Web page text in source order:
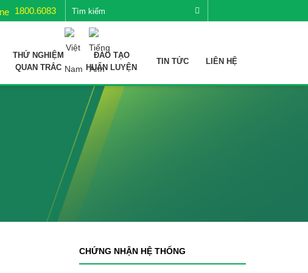
1800.6083
THỬ NGHIỆM
QUAN TRẮC
ĐÀO TẠO
HUẤN LUYỆN
TIN TỨC LIÊN HỆ
CHỨNG NHẬN HỆ THỐNG